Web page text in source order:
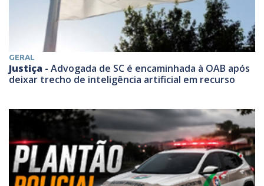
GERAL
Justiça - Advogada de SC é encaminhada à OAB após
deixar trecho de inteligência artificial em recurso